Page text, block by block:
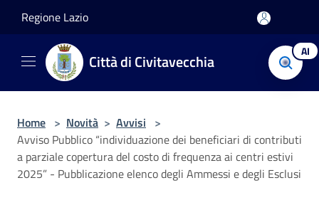
Regione Lazio
Città di Civitavecchia AI
Home > Novità > Avvisi >
Avviso Pubblico “individuazione dei beneficiari di contributi
a parziale copertura del costo di frequenza ai centri estivi
2025” - Pubblicazione elenco degli Ammessi e degli Esclusi